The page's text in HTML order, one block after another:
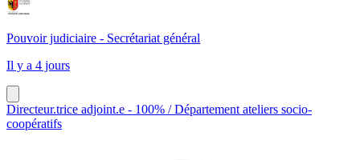
Pouvoir judiciaire - Secrétariat général
Il y a 4 jours
Directeur.trice adjoint.e - 100% / Département ateliers socio-
coopératifs